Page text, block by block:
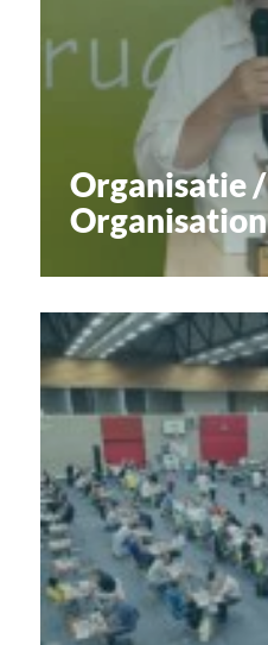
Organisatie /
Organisation